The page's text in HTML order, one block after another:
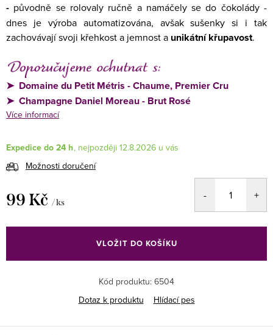
- původně se rolovaly ručně a namáčely se do čokolády -
dnes je výroba automatizována, avšak sušenky si i tak
zachovávají svoji křehkost a jemnost a unikátní křupavost.
➤ Domaine du Petit Métris - Chaume, Premier Cru
➤ Champagne Daniel Moreau - Brut Rosé
Více informací
Expedice do 24 h
12.8.2026
Možnosti doručení
99 Kč / ks
cena:
VLOŽIT DO KOŠÍKU
Kód produktu: 6504
Dotaz k produktu
Hlídací pes